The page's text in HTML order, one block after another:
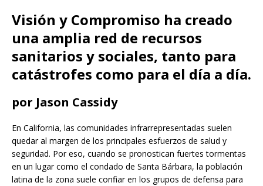
Visión y Compromiso ha creado
una amplia red de recursos
sanitarios y sociales, tanto para
catástrofes como para el día a día.
por Jason Cassidy
En California, las comunidades infrarrepresentadas suelen
quedar al margen de los principales esfuerzos de salud y
seguridad. Por eso, cuando se pronostican fuertes tormentas
en un lugar como el condado de Santa Bárbara, la población
latina de la zona suele confiar en los grupos de defensa para